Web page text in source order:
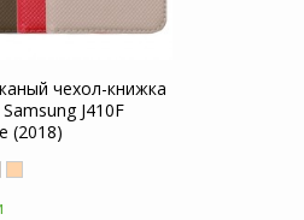
чехол-книжка
J410F
(2018)